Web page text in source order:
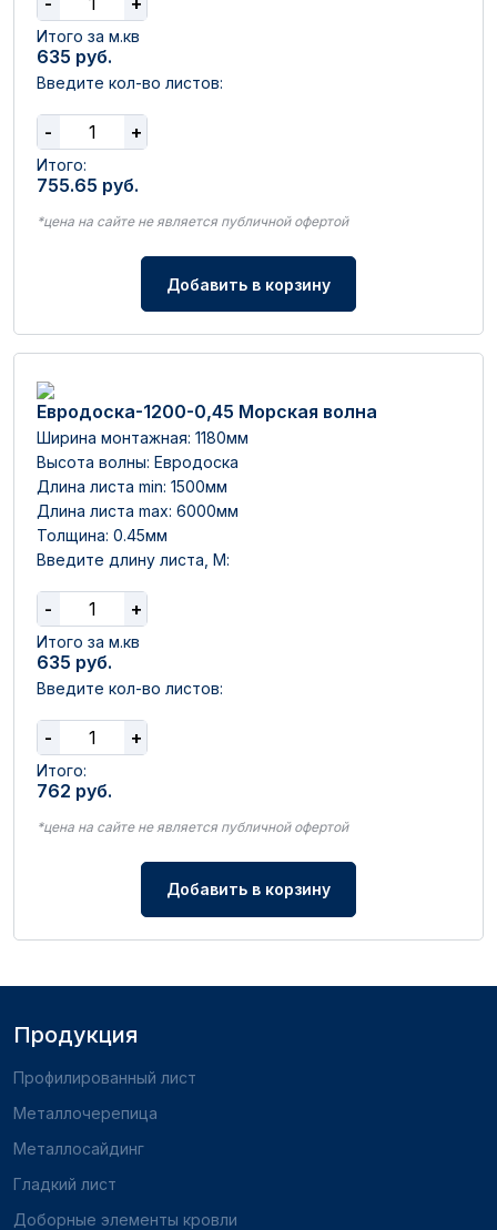
Итого за м.кв
635 руб.
Введите кол-во листов:
- +
Итого:
755.65 руб.
*цена на сайте не является публичной офертой
Добавить в корзину
Евродоска-1200-0,45 Морская волна
Ширина монтажная: 1180мм
Высота волны: Евродоска
Длина листа min: 1500мм
Длина листа max: 6000мм
Толщина: 0.45мм
Введите длину листа, М:
- +
Итого за м.кв
635 руб.
Введите кол-во листов:
- +
Итого:
762 руб.
*цена на сайте не является публичной офертой
Добавить в корзину
Продукция
Профилированный лист
Металлочерепица
Металлосайдинг
Гладкий лист
Доборные элементы кровли